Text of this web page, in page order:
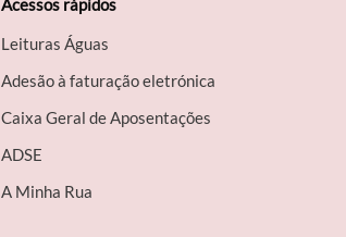
Acessos rápidos
Leituras Águas
Adesão à faturação eletrónica
Caixa Geral de Aposentações
A​DSE
A Minha Rua